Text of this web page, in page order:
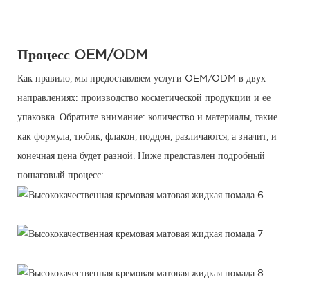
Процесс OEM/ODM
Как правило, мы предоставляем услуги OEM/ODM в двух
направлениях: производство косметической продукции и ее
упаковка. Обратите внимание: количество и материалы, такие
как формула, тюбик, флакон, поддон, различаются, а значит, и
конечная цена будет разной. Ниже представлен подробный
пошаговый процесс: